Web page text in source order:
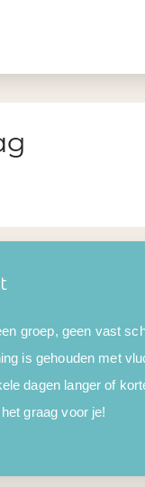
groep, geen vast
is gehouden met
dagen langer of
graag voor je!